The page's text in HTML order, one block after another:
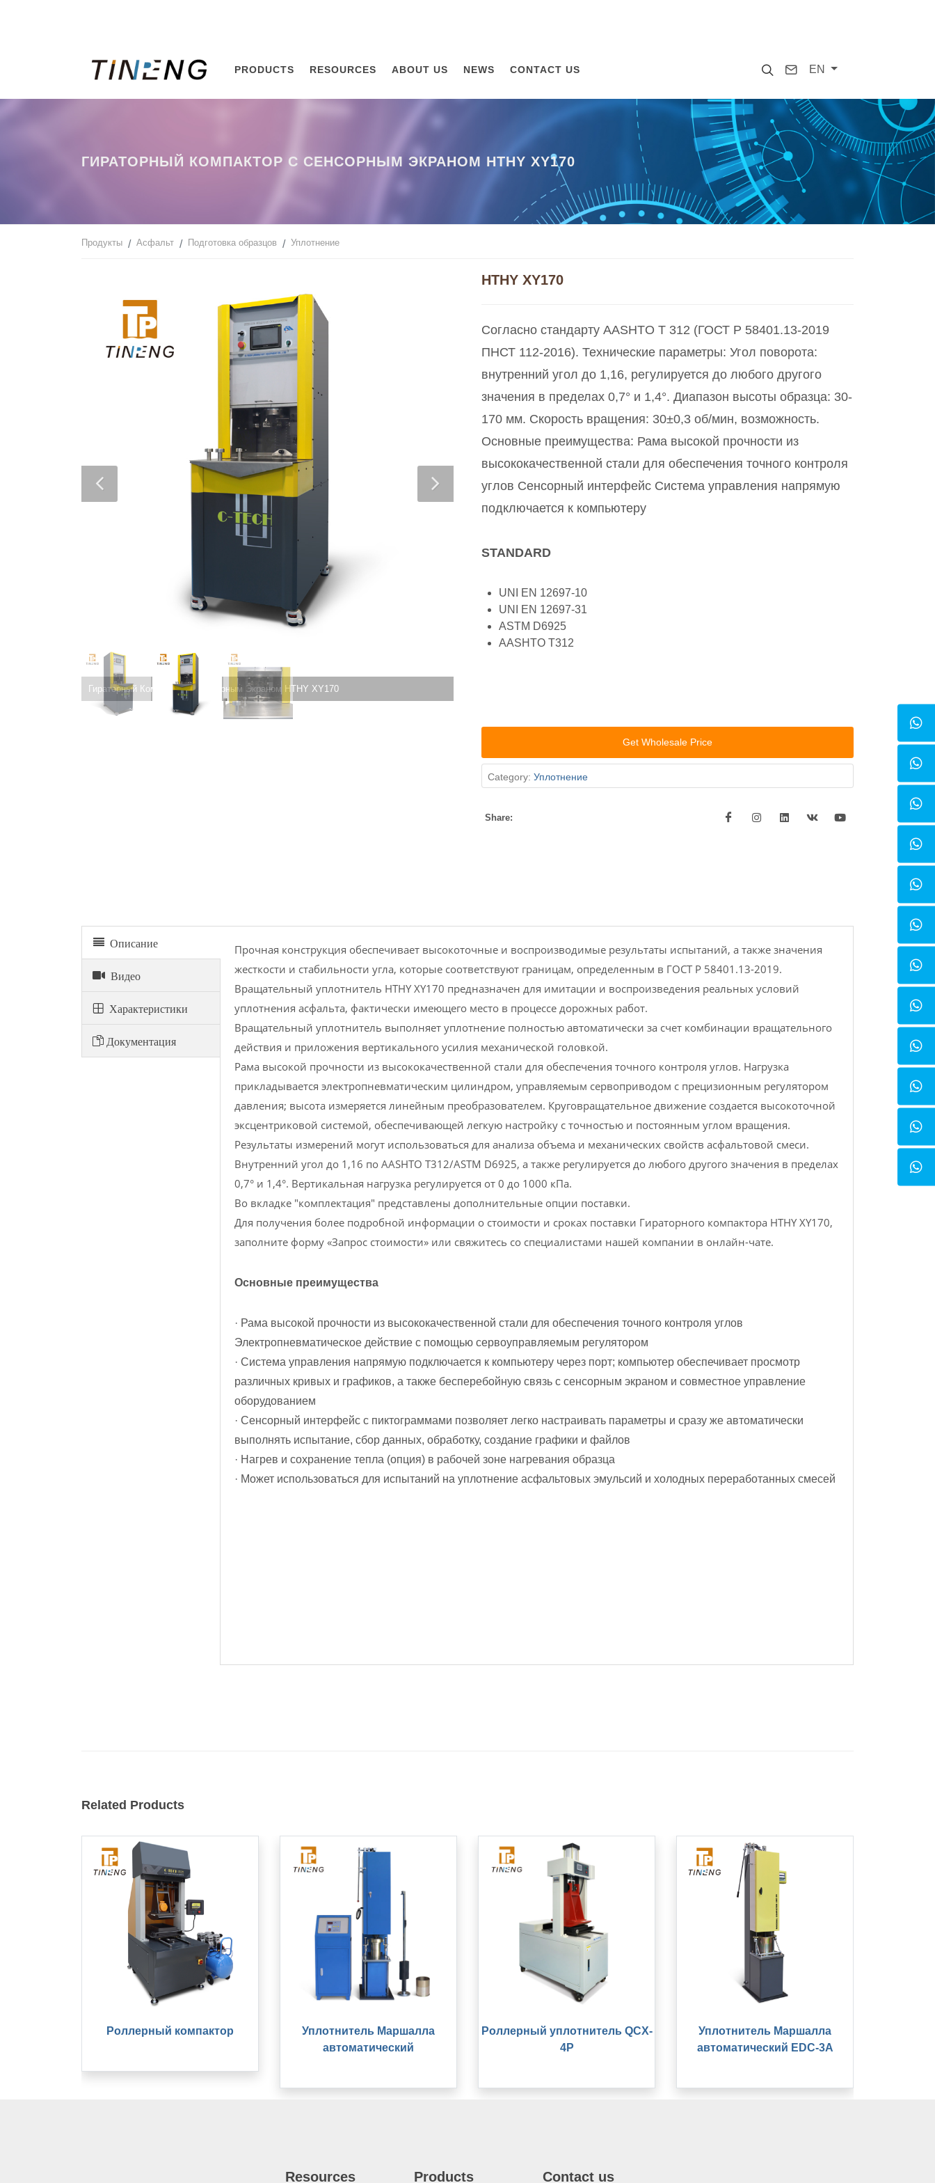
SearchContact
EN
PRODUCTS RESOURCES ABOUT US NEWS CONTACT US
ГИРАТОРНЫЙ КОМПАКТОР С СЕНСОРНЫМ ЭКРАНОМ HTHY XY170
Продукты Асфальт Подготовка образцов Уплотнение
Гираторный Компактор с Сенсорным Экраном HTHY XY170
HTHY XY170
Согласно стандарту AASHTO Т 312 (ГОСТ Р 58401.13-2019
ПНСТ 112-2016). Технические параметры: Угол поворота:
внутренний угол до 1,16, регулируется до любого другого
значения в пределах 0,7° и 1,4°. Диапазон высоты образца: 30-
170 мм. Скорость вращения: 30±0,3 об/мин, возможность.
Основные преимущества: Рама высокой прочности из
высококачественной стали для обеспечения точного контроля
углов Сенсорный интерфейс Система управления напрямую
подключается к компьютеру
STANDARD
UNI EN 12697-10
UNI EN 12697-31
ASTM D6925
AASHTO T312
Get Wholesale Price
Category: Уплотнение
Share:
Описание
Видео
Xарактеристики
Документация
Прочная конструкция обеспечивает высокоточные и воспроизводимые результаты испытаний, а также значения
жесткости и стабильности угла, которые соответствуют границам, определенным в ГОСТ Р 58401.13-2019.
Вращательный уплотнитель HTHY XY170 предназначен для имитации и воспроизведения реальных условий
уплотнения асфальта, фактически имеющего место в процессе дорожных работ.
Вращательный уплотнитель выполняет уплотнение полностью автоматически за счет комбинации вращательного
действия и приложения вертикального усилия механической головкой.
Рама высокой прочности из высококачественной стали для обеспечения точного контроля углов. Нагрузка
прикладывается электропневматическим цилиндром, управляемым сервоприводом с прецизионным регулятором
давления; высота измеряется линейным преобразователем. Круговращательное движение создается высокоточной
эксцентриковой системой, обеспечивающей легкую настройку с точностью и постоянным углом вращения.
Результаты измерений могут использоваться для анализа объема и механических свойств асфальтовой смеси.
Внутренний угол до 1,16 по AASHTO T312/ASTM D6925, а также регулируется до любого другого значения в пределах
0,7° и 1,4°. Вертикальная нагрузка регулируется от 0 до 1000 кПа.
Во вкладке "комплектация" представлены дополнительные опции поставки.
Для получения более подробной информации о стоимости и сроках поставки Гираторного компактора HTHY XY170,
заполните форму «Запрос стоимости» или свяжитесь со специалистами нашей компании в онлайн-чате.
Основные преимущества
· Рама высокой прочности из высококачественной стали для обеспечения точного контроля углов
Электропневматическое действие с помощью сервоуправляемым регулятором
· Система управления напрямую подключается к компьютеру через порт; компьютер обеспечивает просмотр
различных кривых и графиков, а также бесперебойную связь с сенсорным экраном и совместное управление
оборудованием
· Сенсорный интерфейс с пиктограммами позволяет легко настраивать параметры и сразу же автоматически
выполнять испытание, сбор данных, обработку, создание графики и файлов
· Нагрев и сохранение тепла (опция) в рабочей зоне нагревания образца
· Может использоваться для испытаний на уплотнение асфальтовых эмульсий и холодных переработанных смесей
Related Products
Роллерный компактор
Уплотнитель Маршалла
автоматический
Роллерный уплотнитель QCX-
4P
Уплотнитель Маршалла
автоматический EDC-3A
Resources Products Contact us